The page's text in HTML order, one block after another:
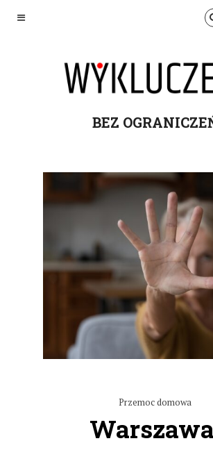
BEZ
Przemoc domowa